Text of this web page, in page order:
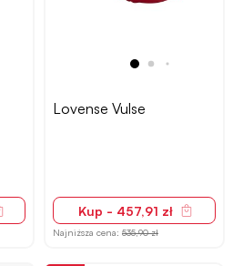
Lovense Vulse
Kup - 457,91 zł
Najniższa cena: 535,90 zł